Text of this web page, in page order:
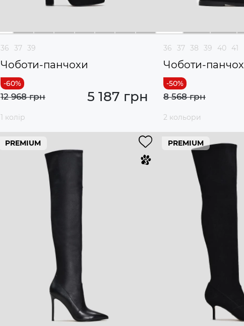
36 37 39
Чоботи-панчохи
5 187 грн
12 968 грн
1 колір
36 37 38 39 40 41
Чоботи-
8 568 грн
2 кольори
PREMIUM PREMIUM